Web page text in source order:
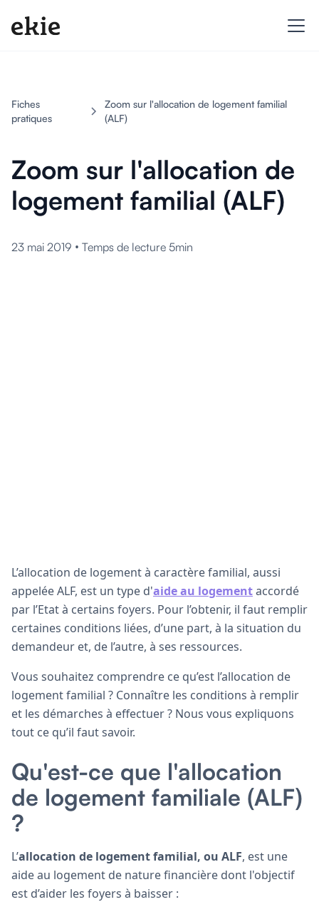
Fiches
pratiques
Zoom sur l'allocation de logement familial
(ALF)
Zoom sur l'allocation de
logement familial (ALF)
23 mai 2019 • Temps de lecture 5min
L’allocation de logement à caractère familial, aussi
appelée ALF, est un type d'aide au logementaccordé
par l’Etat à certains foyers. Pour l’obtenir, il faut remplir
certaines conditions liées, d’une part, à la situation du
demandeur et, de l’autre, à ses ressources.
Vous souhaitez comprendre ce qu’est l’allocation de
logement familial ? Connaître les conditions à remplir
et les démarches à effectuer ? Nous vous expliquons
tout ce qu’il faut savoir.
Qu'est-ce que l'allocation
de logement familiale (ALF)
?
L’allocation de logement familial, ou ALF, est une
aide au logement de nature financière dont l'objectif
est d’aider les foyers à baisser :